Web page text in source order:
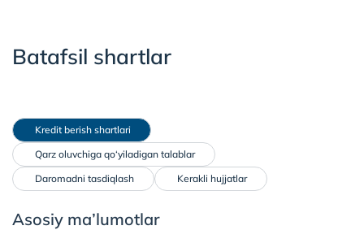
Batafsil shartlar
Kredit berish shartlari
Qarz oluvchiga qo‘yiladigan talablar
Daromadni tasdiqlash
Kerakli hujjatlar
Asosiy ma’lumotlar